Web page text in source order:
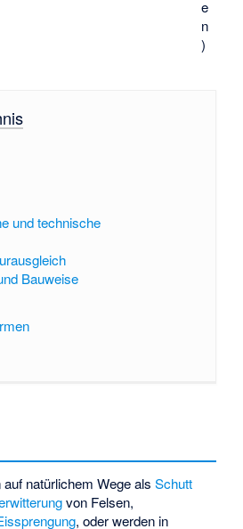
e
n
)
und technische
Bauweise
auf natürlichem Wege alsSchutt
von Felsen,
, oder werden in